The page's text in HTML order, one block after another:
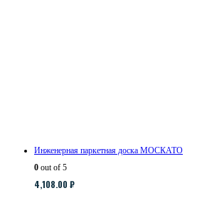
Инженерная паркетная доска МОСКАТО
0 out of 5
4,108.00 ₽